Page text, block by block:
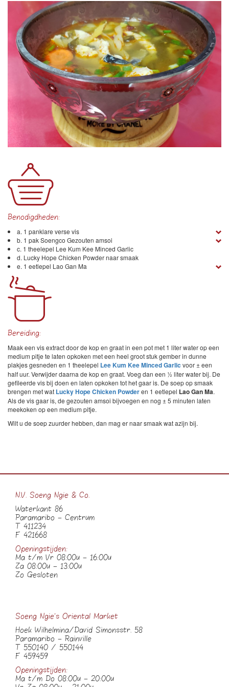
Benodigdheden:
a. 1 panklare verse vis
b. 1 pak Soengco Gezouten amsoi
c. 1 theelepel Lee Kum Kee Minced Garlic
d. Lucky Hope Chicken Powder naar smaak
e. 1 eetlepel Lao Gan Ma
Bereiding:
Maak een vis extract door de kop en graat in een pot met 1 liter water op een
medium pitje te laten opkoken met een heel groot stuk gember in dunne
plakjes gesneden en 1 theelepel Lee Kum Kee Minced Garlic voor ± een
half uur. Verwijder daarna de kop en graat. Voeg dan een ½ liter water bij. De
gefileerde vis bij doen en laten opkoken tot het gaar is. De soep op smaak
brengen met wat Lucky Hope Chicken Powderen 1 eetlepel Lao Gan Ma.
Als de vis gaar is, de gezouten amsoi bijvoegen en nog ± 5 minuten laten
meekoken op een medium pitje.
Wilt u de soep zuurder hebben, dan mag er naar smaak wat azijn bij.
N.V. Soeng Ngie & Co.
Waterkant 86
Paramaribo – Centrum
T 411234
F 421668
Openingstijden:
Ma t/m Vr 08:00u – 16:00u
Za 08:00u – 13:00u
Zo Gesloten
Soeng Ngie’s Oriental Market
Hoek Wilhelmina/David Simonsstr. 58
Paramaribo – Rainville
T 550140 / 550144
F 459459
Openingstijden:
Ma t/m Do 08:00u – 20:00u